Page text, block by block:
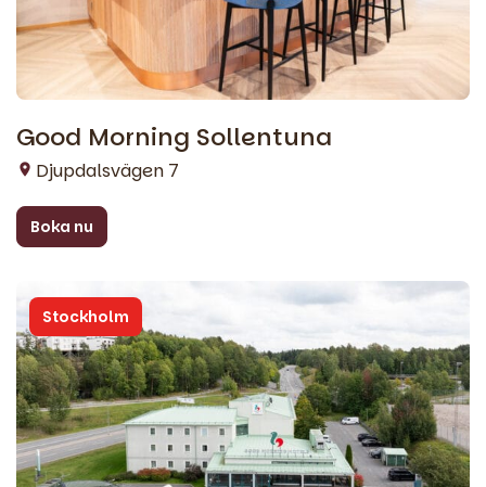
Good Morning Sollentuna
Djupdalsvägen 7
Boka nu
Stockholm